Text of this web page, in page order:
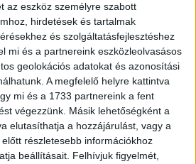
az eszköz személyre szabott
hirdetések és tartalmak
és szolgáltatásfejlesztéshez
mi és a partnereink eszközleolvasásos
geolokációs adatokat és azonosítási
A megfelelő helyre kattintva
mi és a 1733 partnereink a fent
végezzünk. Másik lehetőségként a
elutasíthatja a hozzájárulást, vagy a
részletesebb információkhoz
beállításait. Felhívjuk figyelmét,
lakás
lakás
Társasházi lakás
ház
lakás
Társasházi lakás, Családi ház
lakás, Családi ház